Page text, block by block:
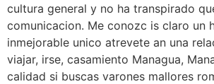
cultura general y no ha transpirado
comunicacion. Me conozc is claro un
inmejorable unico atrevete an una
viajar, irse, casamiento Managua,
calidad si buscas varones mallores